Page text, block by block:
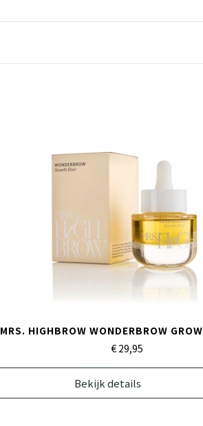
MRS. HIGHBROW WONDERBROW
€ 29,95
Bekijk details